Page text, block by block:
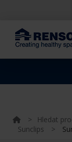
> Hledat
Sunclips
>